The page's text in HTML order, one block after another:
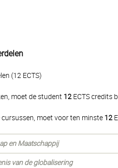
(12 ECTS)
moet de student 12 ECTS credits
moet voor ten minste 12
en Maatschappij
van de globalisering